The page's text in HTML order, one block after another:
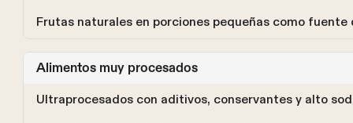
Frutas naturales en porciones pequeñas como fuente
Alimentos muy procesados
Ultraprocesados con aditivos, conservantes y alto